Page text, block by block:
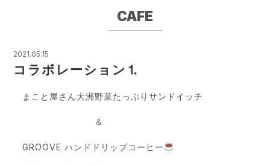
CAFE
2021.05.15
コラボレーション⒈
まこと屋さん大洲野菜たっぷりサンドイッチ
＆
GROOVE ハンドドリップコーヒー